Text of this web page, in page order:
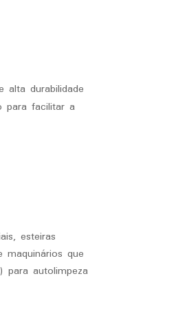
durabilidade
para facilitar a
esteiras
que
autolimpeza